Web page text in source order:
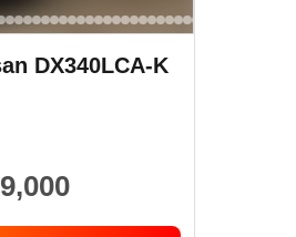
DX340LCA-K